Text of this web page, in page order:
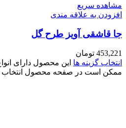
مشاهده سریع
افزودن به علاقه مندی
جا قاشقی آویز طرح گل
453,221 تومان
انتخاب گزینه ها این محصول دارای
ممکن است در صفحه محصول انتخاب